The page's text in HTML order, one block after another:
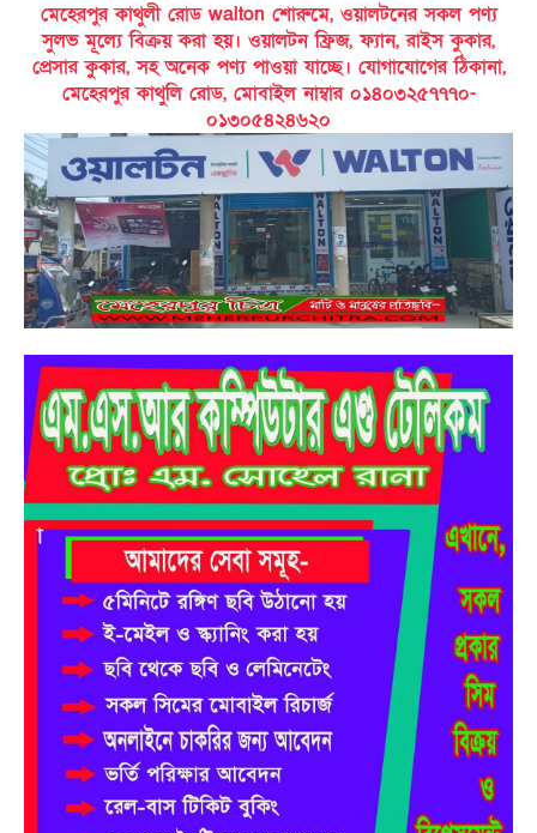
মেহেরপুর কাথুলী রোড walton শোরুমে, ওয়ালটনের সকল পণ্য
সুলভ মূল্যে বিক্রয় করা হয়। ওয়ালটন ফ্রিজ, ফ্যান, রাইস কুকার,
প্রেসার কুকার, সহ অনেক পণ্য পাওয়া যাচ্ছে। যোগাযোগের ঠিকানা,
মেহেরপুর কাথুলি রোড, মোবাইল নাম্বার ০১৪০৩২৫৭৭৭০-
০১৩০৫৪২৪৬২০